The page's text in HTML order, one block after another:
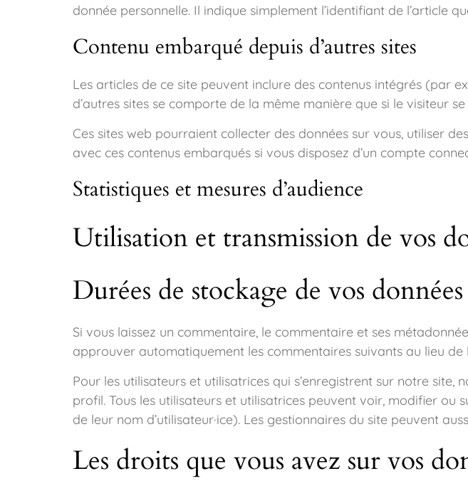
donnée personnelle. Il indique simplement l’identifiant de l’article
Contenu embarqué depuis d’autres sites
Les articles de ce site peuvent inclure des contenus intégrés (par
d’autres sites se comporte de la même manière que si le visiteur
Ces sites web pourraient collecter des données sur vous, utiliser
avec ces contenus embarqués si vous disposez d’un compte
Statistiques et mesures d’audience
Utilisation et transmission de vos
Durées de stockage de vos données
Si vous laissez un commentaire, le commentaire et ses
approuver automatiquement les commentaires suivants au lieu
Pour les utilisateurs et utilisatrices qui s’enregistrent sur notre
profil. Tous les utilisateurs et utilisatrices peuvent voir, modifier
de leur nom d’utilisateur·ice). Les gestionnaires du site peuvent
Les droits que vous avez sur vos